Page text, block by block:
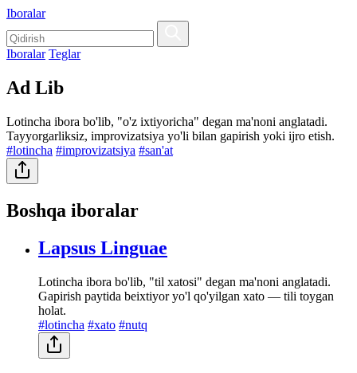
Iboralar
Iboralar Teglar
Ad Lib
Lotincha ibora bo'lib, "o'z ixtiyoricha" degan ma'noni anglatadi.
Tayyorgarliksiz, improvizatsiya yo'li bilan gapirish yoki ijro etish.
#lotincha #improvizatsiya #san'at
Boshqa iboralar
Lapsus Linguae
Lotincha ibora bo'lib, "til xatosi" degan ma'noni anglatadi.
Gapirish paytida beixtiyor yo'l qo'yilgan xato — tili toygan
holat.
#lotincha #xato #nutq